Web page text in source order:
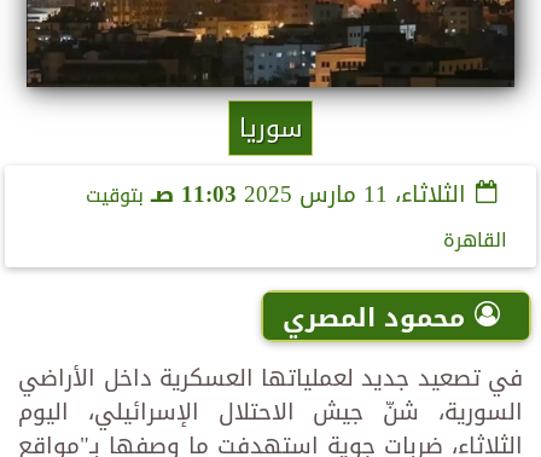
سوريا
الثلاثاء، 11 مارس 2025 11:03 صـ
بتوقيت
القاهرة
محمود المصري
في تصعيد جديد لعملياتها العسكرية داخل الأراضي
السورية، شنّ جيش الاحتلال الإسرائيلي، اليوم
الثلاثاء، ضربات جوية استهدفت ما وصفها بـ"مواقع